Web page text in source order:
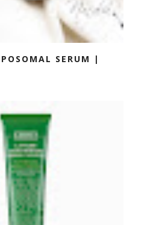
SERUM |